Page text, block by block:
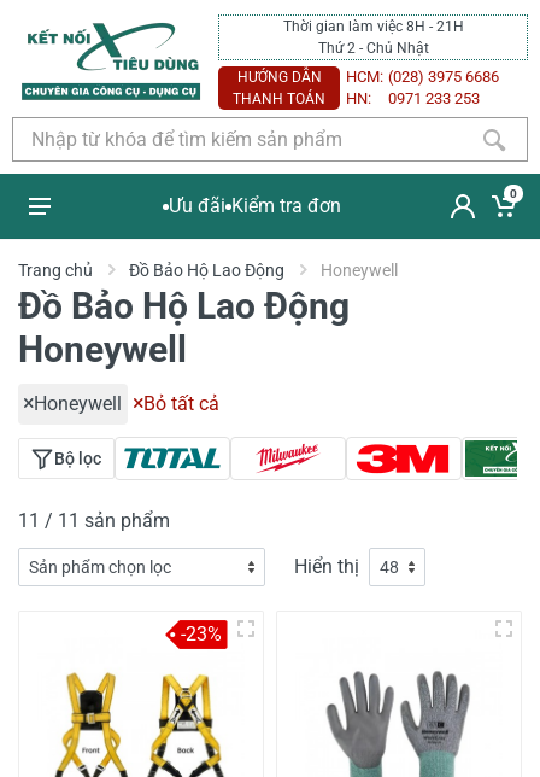
Thời gian làm việc 8H - 21H
Thứ 2 - Chủ Nhật
HƯỚNG DẪN
THANH TOÁN
HCM: (028) 3975 6686
HN:
0971 233 253
Ưu đãi Kiểm tra đơn
0
Trang chủ Đồ Bảo Hộ Lao Động Honeywell
Đồ Bảo Hộ Lao Động
Honeywell
Honeywell Bỏ tất cả
Bộ lọc
11 / 11 sản phẩm
Hiển thị
-23%